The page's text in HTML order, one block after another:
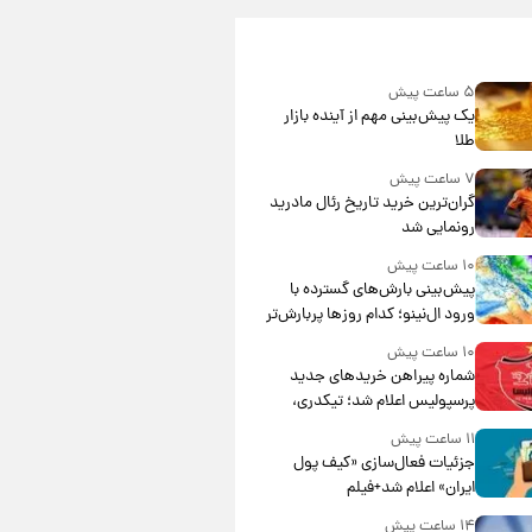
۵ ساعت پیش
یک پیش‌بینی مهم از آینده بازار
طلا
۷ ساعت پیش
گران‌ترین خرید تاریخ رئال مادرید
رونمایی شد
۱۰ ساعت پیش
پیش‌بینی بارش‌های گسترده با
ورود ال‌نینو؛ کدام روزها پربارش‌تر
خواهند بود؟
۱۰ ساعت پیش
شماره پیراهن خریدهای جدید
پرسپولیس اعلام شد؛ تیکدری،
محبی و سرگیف با اعداد ویژه
۱۱ ساعت پیش
جزئیات فعال‌سازی «کیف پول
ایران» اعلام شد+فیلم
۱۴ ساعت پیش